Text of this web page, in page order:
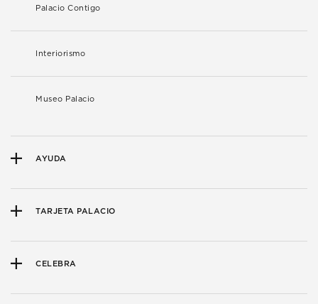
Palacio Contigo
Interiorismo
Museo Palacio
AYUDA
TARJETA PALACIO
CELEBRA